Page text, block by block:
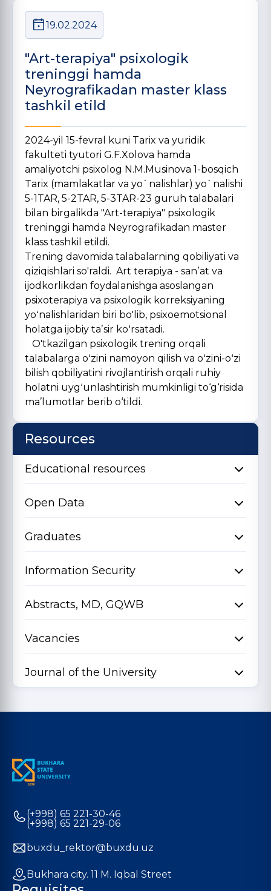
19.02.2024
"Art-terapiya" psixologik
treninggi hamda
Neyrografikadan master klass
tashkil etild
2024-yil 15-fevral kuni Tarix va yuridik
fakulteti tyutori G.F.Xolova hamda
amaliyotchi psixolog N.M.Musinova 1-bosqich
Tarix (mamlakatlar va yo`nalishlar) yo`nalishi
5-1TAR, 5-2TAR, 5-3TAR-23 guruh talabalari
bilan birgalikda "Art-terapiya" psixologik
treninggi hamda Neyrografikadan master
klass tashkil etildi.
Trening davomida talabalarning qobiliyati va
qiziqishlari so'raldi. Art terapiya - sanʼat va
ijodkorlikdan foydalanishga asoslangan
psixoterapiya va psixologik korreksiyaning
yoʻnalishlaridan biri bo'lib, psixoemotsional
holatga ijobiy taʼsir koʻrsatadi.
O'tkazilgan psixologik trening orqali
talabalarga oʻzini namoyon qilish va oʻzini-oʻzi
bilish qobiliyatini rivojlantirish orqali ruhiy
holatni uygʻunlashtirish mumkinligi to‘g‘risida
ma’lumotlar berib o‘tildi.
Resources
Educational resources
Open Data
Graduates
Information Security
Abstracts, MD, GQWB
Vacancies
Journal of the University
(+998) 65 221-30-46
(+998) 65 221-29-06
buxdu_rektor@buxdu.uz
Bukhara city. 11 M. Iqbal Street